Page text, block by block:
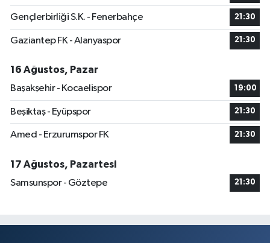
Gençlerbirliği S.K. - Fenerbahçe 21:30
Gaziantep FK - Alanyaspor 21:30
16 Ağustos, Pazar
Başakşehir - Kocaelispor
19:00
Beşiktaş - Eyüpspor 21:30
Amed - Erzurumspor FK 21:30
17 Ağustos, Pazartesi
Samsunspor - Göztepe
21:30